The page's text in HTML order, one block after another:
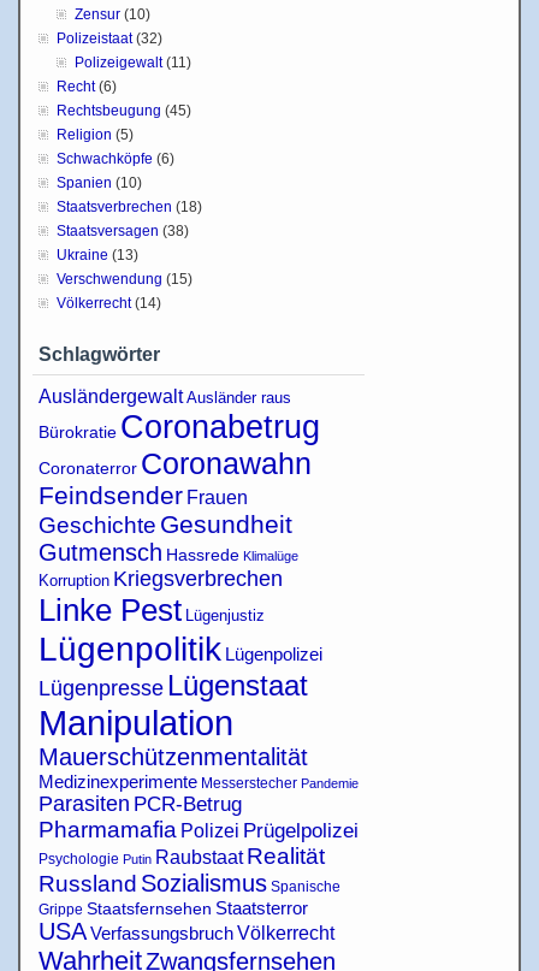
Zensur (10)
Polizeistaat(32)
Polizeigewalt(11)
Recht(6)
Rechtsbeugung (45)
Religion (5)
Schwachköpfe (6)
Spanien (10)
Staatsverbrechen (18)
Staatsversagen (38)
Ukraine (13)
Verschwendung (15)
Völkerrecht(14)
Schlagwörter
Ausländergewalt Ausländer raus
Bürokratie Coronabetrug
Coronaterror Coronawahn
Feindsender Frauen
Geschichte Gesundheit
Gutmensch Hassrede Klimalüge
Korruption Kriegsverbrechen
Linke Pest Lügenjustiz
Lügenpolitik Lügenpolizei
Lügenpresse Lügenstaat
Manipulation
Mauerschützenmentalität
Medizinexperimente Messerstecher Pandemie
Parasiten PCR-Betrug
Pharmamafia Polizei Prügelpolizei
Psychologie Putin Raubstaat Realität
Russland Sozialismus Spanische
Grippe Staatsfernsehen Staatsterror
USAVerfassungsbruchVölkerrecht
WahrheitZwangsfernsehen